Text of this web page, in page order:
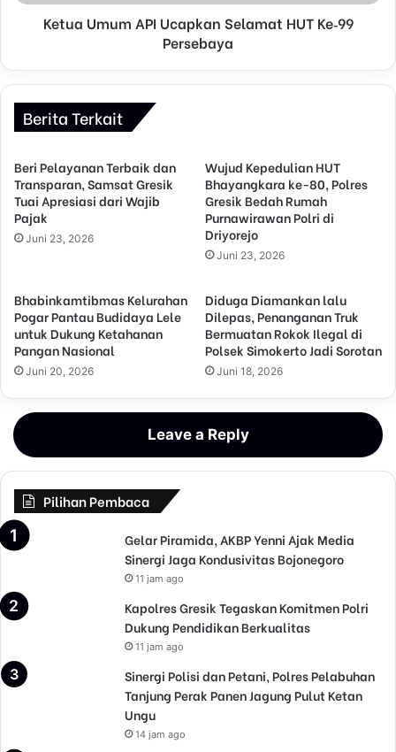
Ketua Umum API Ucapkan Selamat HUT Ke‑99
Persebaya
Berita Terkait
Beri Pelayanan Terbaik dan
Transparan, Samsat Gresik
Tuai Apresiasi dari Wajib
Pajak
Juni 23, 2026
Wujud Kepedulian HUT
Bhayangkara ke-80, Polres
Gresik Bedah Rumah
Purnawirawan Polri di
Driyorejo
Juni 23, 2026
Bhabinkamtibmas Kelurahan
Pogar Pantau Budidaya Lele
untuk Dukung Ketahanan
Pangan Nasional
Juni 20, 2026
Diduga Diamankan lalu
Dilepas, Penanganan Truk
Bermuatan Rokok Ilegal di
Polsek Simokerto Jadi Sorotan
Juni 18, 2026
Leave a Reply
Pilihan Pembaca
Gelar Piramida, AKBP Yenni Ajak Media
Sinergi Jaga Kondusivitas Bojonegoro
11 jam ago
Kapolres Gresik Tegaskan Komitmen Polri
Dukung Pendidikan Berkualitas
11 jam ago
Sinergi Polisi dan Petani, Polres Pelabuhan
Tanjung Perak Panen Jagung Pulut Ketan
Ungu
14 jam ago